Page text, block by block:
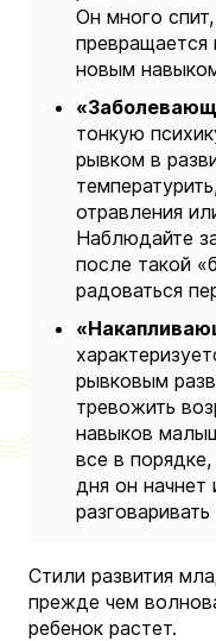
Он много
превращается
новым
тонкую
рывком в
отравления
Наблюдайте
после такой
радоваться
рывковым
тревожить
навыков
все в
дня он начнет
Стили развития
прежде чем
ребенок растет.